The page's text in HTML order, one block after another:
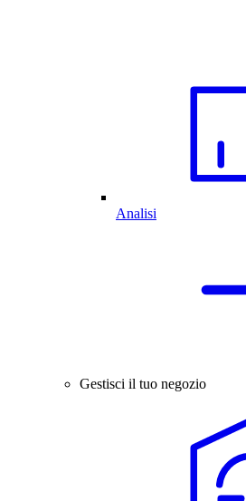
Analisi
Gestisci il tuo negozio